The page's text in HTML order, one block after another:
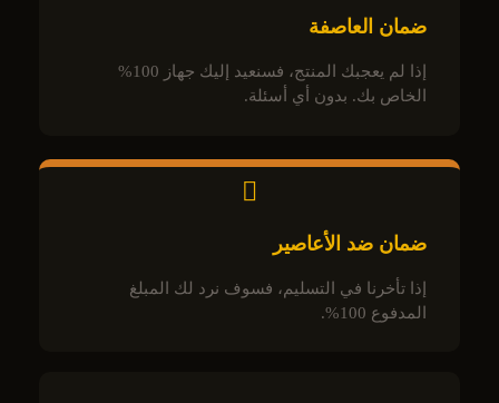
ضمان العاصفة
إذا لم يعجبك المنتج، فسنعيد إليك جهاز 100%
الخاص بك. بدون أي أسئلة.
ضمان ضد الأعاصير
إذا تأخرنا في التسليم، فسوف نرد لك المبلغ
المدفوع 100%.